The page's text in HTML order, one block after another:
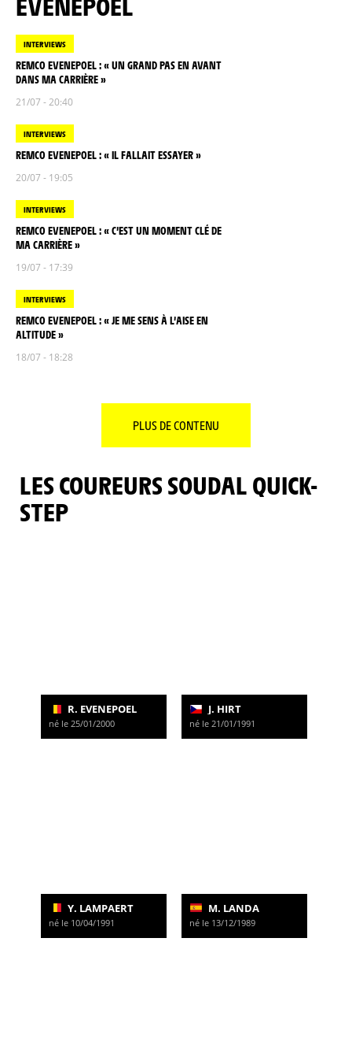
INTERVIEWS
REMCO EVENEPOEL : « UN GRAND PAS EN AVANT
DANS MA CARRIÈRE »
21/07 - 20:40
INTERVIEWS
REMCO EVENEPOEL : « IL FALLAIT ESSAYER »
20/07 - 19:05
INTERVIEWS
REMCO EVENEPOEL : « C’EST UN MOMENT CLÉ DE
MA CARRIÈRE »
19/07 - 17:39
INTERVIEWS
REMCO EVENEPOEL : « JE ME SENS À L’AISE EN
ALTITUDE »
18/07 - 18:28
PLUS DE CONTENU
LES COUREURS SOUDAL QUICK-
STEP
R. EVENEPOEL
né le 25/01/2000
J. HIRT
né le 21/01/1991
Y. LAMPAERT
né le 10/04/1991
M. LANDA
né le 13/12/1989